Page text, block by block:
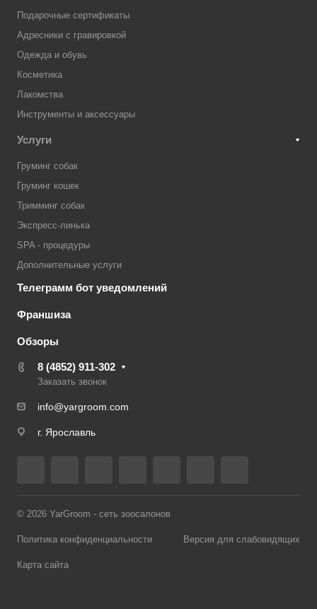
Подарочные сертификаты
Адресники с гравировкой
Одежда и обувь
Косметика
Лакомства
Инструменты и аксессуары
Услуги
Груминг собак
Груминг кошек
Тримминг собак
Экспресс-линька
SPA - процедуры
Дополнительные услуги
Телеграмм бот уведомлений
Франшиза
Обзоры
8 (4852) 911-302
Заказать звонок
info@yargroom.com
г. Ярославль
© 2026 YarGroom - сеть зоосалонов
Политика конфиденциальности Версия для слабовидящих
Карта сайта